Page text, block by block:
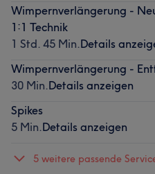
Wimpernverlängerung -
1:1 Technik
1 Std. 45 Min.Details
Wimpernverlängerung -
30 Min.Details anzeigen
Spikes
5 Min.Details anzeigen
5 weitere passende